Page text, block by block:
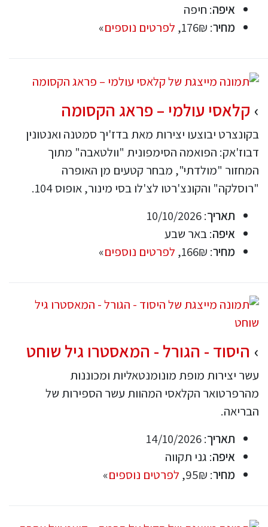
איפה: חיפה
מחיר: 176₪, לפרטים נוספים»
קלאסי עולמי – פראג הקסומה
בקונצרט יבוצעו יצירות מאת בדז'יך סמטנה ואנטונין
דבוז'אק: הפואמה הסימפונית "וולטאבה" מתוך
המחזור "מולדתי", מבחר קטעים מן האופרה
"רוסלקה" והקונצ'רטו לצ'לו בסי מינור, אופוס 104.
תאריך: 10/10/2026
איפה: באר שבע
מחיר: 166₪, לפרטים נוספים»
היסוד - הגורל - המאסטרו גיל שוחט
עשר יצירות מופת מונומנטאליות ומכוננות
מהרפרטואר הקלאסי המהוות עשר הספירות של
הבריאה.
תאריך: 14/10/2026
איפה: גני תקווה
מחיר: 95₪, לפרטים נוספים»